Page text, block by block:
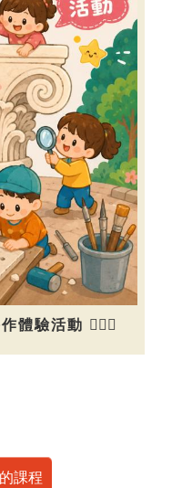
體驗活動 👷🏻‍♀️
課程